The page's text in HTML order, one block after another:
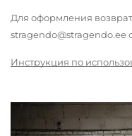
Для оформления
stragendo@stragendo.ee
Инструкция по